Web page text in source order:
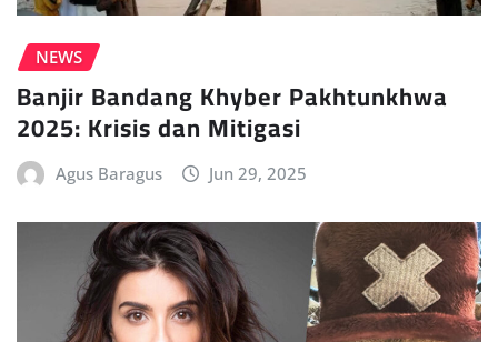
NEWS
Banjir Bandang Khyber Pakhtunkhwa
2025: Krisis dan Mitigasi
Agus Baragus Jun 29, 2025